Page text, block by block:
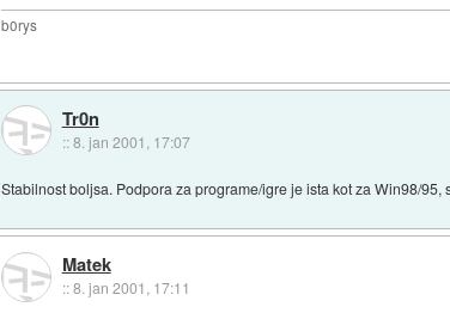
b0rys
Tr0n
::8. jan 2001, 17:07
Stabilnost boljsa. Podpora za programe/igre je ista kot za Win98/
Matek
::8. jan 2001, 17:11